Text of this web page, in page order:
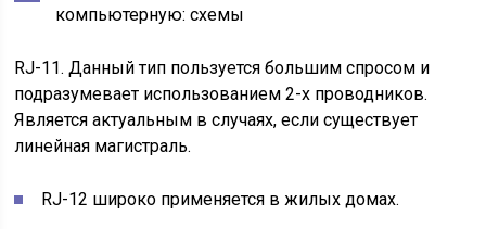
RJ-11. Данный тип пользуется большим спросом и
подразумевает использованием 2-х проводников.
Является актуальным в случаях, если существует
линейная магистраль.
RJ-12 широко применяется в жилых домах.